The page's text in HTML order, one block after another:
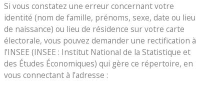
Si vous constatez une erreur concernant votre
identité (nom de famille, prénoms, sexe, date ou lieu
de naissance) ou lieu de résidence sur votre carte
électorale, vous pouvez demander une rectification à
l’INSEE (INSEE : Institut National de la Statistique et
des Études Économiques) qui gère ce répertoire, en
vous connectant à l’adresse :